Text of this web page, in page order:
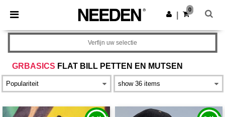
× Needen-app
Betere prijzen in de app!
Download app
0
GRBASICS FLAT BILL PETTEN EN MUTSEN
Verfijn uw selectie